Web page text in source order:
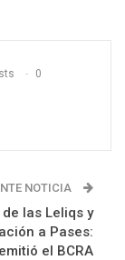
0
NOTICIA
las Leliqs y
a Pases:
el BCRA